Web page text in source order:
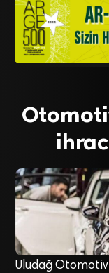
Uludağ Otomotiv